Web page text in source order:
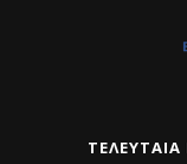
ΤΕΛΕΥΤΑΊΑ